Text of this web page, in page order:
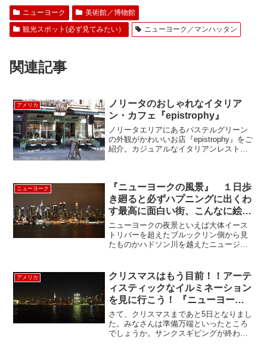
ニューヨーク
美術館／博物館
観光スポット(必ず見てみたい）
ニューヨーク／マンハッタン
関連記事
アメリカ
ノリータのおしゃれなイタリア
ン・カフェ『epistrophy』
ノリータエリアにあるパステルグリーン
の外観がかわいいお店『epistrophy』をご
紹介。カジュアルなイタリアンレストラ
ペッパー少...
ニューヨーク
『ニューヨークの風景』 １日歩
き廻ると必ずハプニングに出くわ
す最高に面白い街、こんなに絵に
なる街は他にあるだろうか？
NY Scene
ニューヨークの夜景といえば大体イース
トリバーを超えたブルックリン側から見
たものかハドソン川を越えたニュージャ
が全体が見えるのはニュージャージー側
からです。（7月4日の独...
アメリカ
クリスマスはもう目前！！アーテ
ィスティックなイルミネーション
を見に行こう！ 『ニューヨーク
クリスマス イルミネーション ツ
アー』
さて、クリスマスまであと5日となりまし
た。みなさんは準備万端といったところ
でしょうか。サンクスギビングが終わる